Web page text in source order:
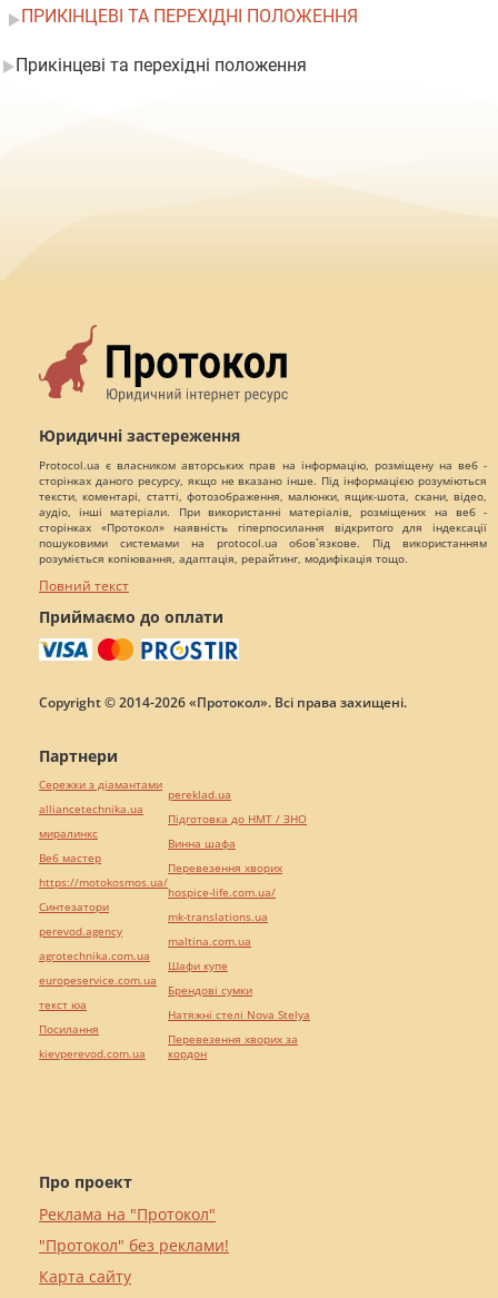
ПРИКІНЦЕВІ ТА ПЕРЕХІДНІ ПОЛОЖЕННЯ
Прикінцеві та перехідні положення
Юридичні застереження
Protocol.ua є власником авторських прав на інформацію, розміщену на веб -
сторінках даного ресурсу, якщо не вказано інше. Під інформацією розуміються
тексти, коментарі, статті, фотозображення, малюнки, ящик-шота, скани, відео,
аудіо, інші матеріали. При використанні матеріалів, розміщених на веб -
сторінках «Протокол» наявність гіперпосилання відкритого для індексації
пошуковими системами на protocol.ua обов`язкове. Під використанням
розуміється копіювання, адаптація, рерайтинг, модифікація тощо.
Повний текст
Приймаємо до оплати
Copyright © 2014-2026 «Протокол». Всі права захищені.
Про проект
Реклама на "Протокол"
"Протокол" без реклами!
Карта сайту
Партнери
Сережки з діамантами
alliancetechnika.ua
миралинкс
Веб мастер
https://motokosmos.ua/
Синтезатори
perevod.agency
agrotechnika.com.ua
europeservice.com.ua
текст юа
Посилання
kievperevod.com.ua
pereklad.ua
Підготовка до НМТ / ЗНО
Винна шафа
Перевезення хворих
hospice-life.com.ua/
mk-translations.ua
maltina.com.ua
Шафи купе
Брендові сумки
Натяжні стелі Nova Stelya
Перевезення хворих за
кордон